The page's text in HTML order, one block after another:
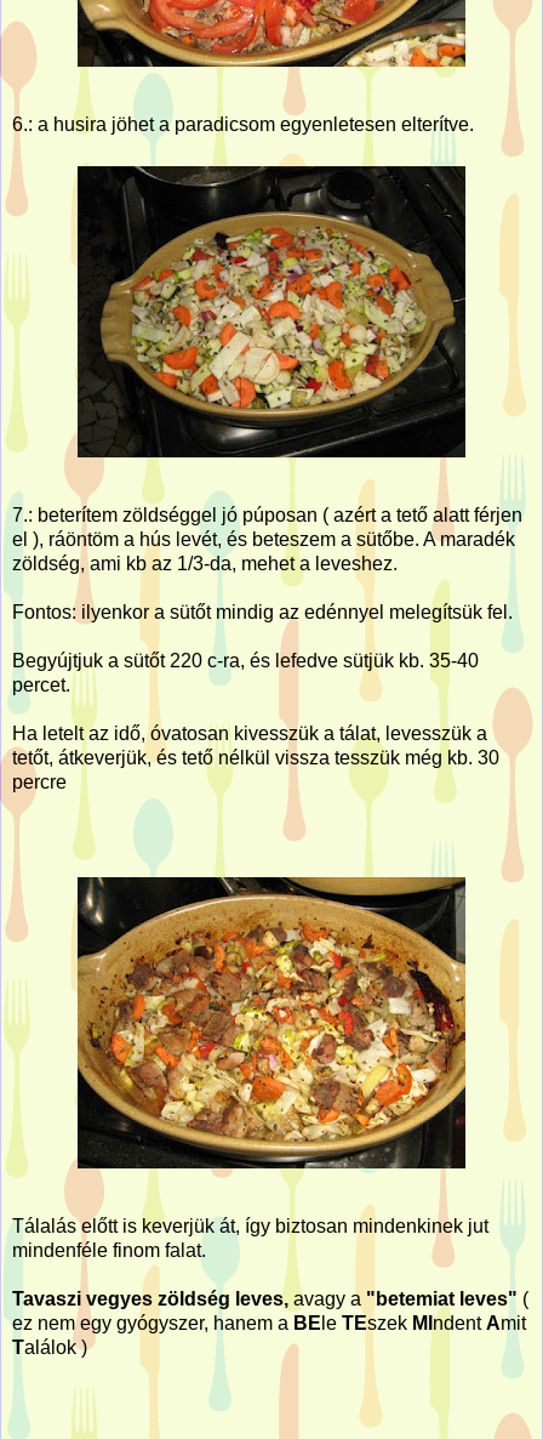
6.: a husira jöhet a paradicsom egyenletesen elterítve.
7.: beterítem zöldséggel jó púposan ( azért a tető alatt férjen
el ), ráöntöm a hús levét, és beteszem a sütőbe. A maradék
zöldség, ami kb az 1/3-da, mehet a leveshez.
Fontos: ilyenkor a sütőt mindig az edénnyel melegítsük fel.
Begyújtjuk a sütőt 220 c-ra, és lefedve sütjük kb. 35-40
percet.
Ha letelt az idő, óvatosan kivesszük a tálat, levesszük a
tetőt, átkeverjük, és tető nélkül vissza tesszük még kb. 30
percre
Tálalás előtt is keverjük át, így biztosan mindenkinek jut
mindenféle finom falat.
Tavaszi vegyes zöldség leves, avagy a "betemiat leves" (
ez nem egy gyógyszer, hanem a BE le TEszek MI ndentAmit
Találok )